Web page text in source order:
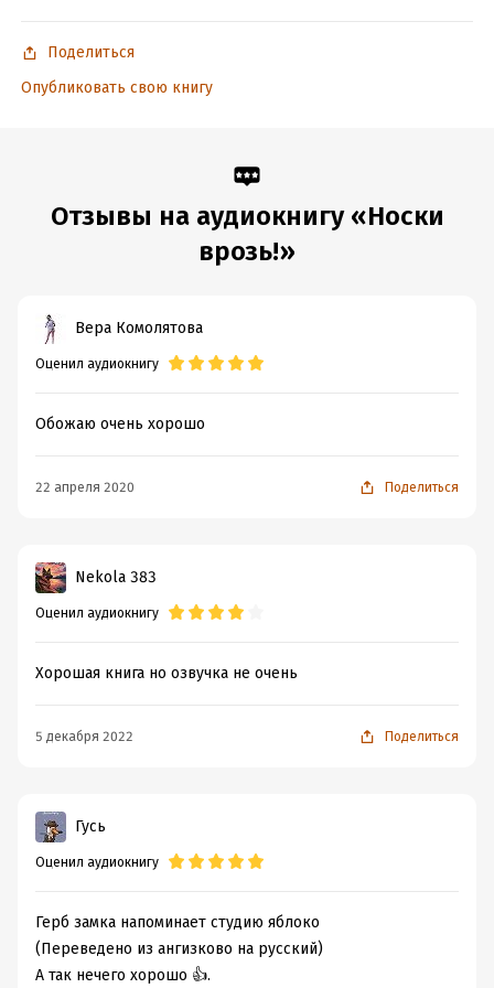
Поделиться
Опубликовать свою книгу
Отзывы на аудиокнигу «Носки
врозь!»
Вера Комолятова
Оценил аудиокнигу
Обожаю очень хорошо
22 апреля 2020 Поделиться
Nekola 383
Оценил аудиокнигу
Хорошая книга но озвучка не очень
5 декабря 2022 Поделиться
Гусь
Оценил аудиокнигу
Герб замка напоминает студию яблоко
(Переведено из ангизково на русский)
А так нечего хорошо 👍.